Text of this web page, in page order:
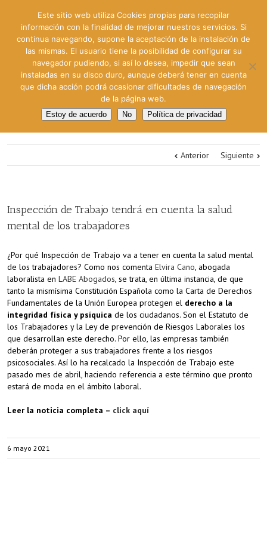
Anterior Siguiente
Inspección de Trabajo tendrá en cuenta la salud
mental de los trabajadores
¿Por qué Inspección de Trabajo va a tener en cuenta la salud mental
de los trabajadores? Como nos comenta Elvira Cano, abogada
laboralista en LABE Abogados, se trata, en última instancia, de que
tanto la mismísima Constitución Española como la Carta de Derechos
Fundamentales de la Unión Europea protegen el derecho a la
integridad física y psíquica de los ciudadanos. Son el Estatuto de
los Trabajadores y la Ley de prevención de Riesgos Laborales los
que desarrollan este derecho. Por ello, las empresas también
deberán proteger a sus trabajadores frente a los riesgos
psicosociales. Así lo ha recalcado la Inspección de Trabajo este
pasado mes de abril, haciendo referencia a este término que pronto
estará de moda en el ámbito laboral.
Leer la noticia completa – click aquí
6 mayo 2021
Este sitio web utiliza Cookies propias para recopilar
información con la finalidad de mejorar nuestros servicios. Si
continua navegando, supone la aceptación de la instalación de
las mismas. El usuario tiene la posibilidad de configurar su
navegador pudiendo, si así lo desea, impedir que sean
instaladas en su disco duro, aunque deberá tener en cuenta
que dicha acción podrá ocasionar dificultades de navegación
de la página web.
Estoy de acuerdo No Política de privacidad